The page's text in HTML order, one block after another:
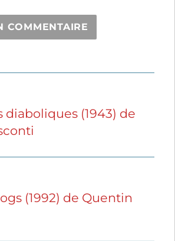
diaboliques (1943) de
(1992) de Quentin